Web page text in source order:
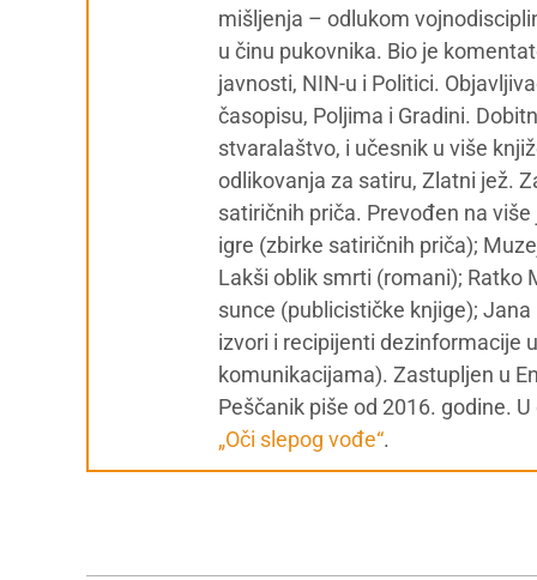
mišljenja – odlukom
u činu pukovnika. Bio je
javnosti, NIN-u i Politici.
časopisu, Poljima i Gradini.
stvaralaštvo, i učesnik u više
odlikovanja za satiru, Zlatni jež.
satiričnih priča. Prevođen na
igre (zbirke satiričnih priča);
Lakši oblik smrti (romani); Ratko
sunce (publicističke knjige);
izvori i recipijenti dezinformacije
komunikacijama). Zastupljen u
Peščanik piše od 2016. godine.
„Oči slepog vođe“.